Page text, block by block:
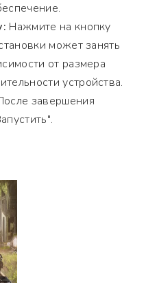
Нажмите на кнопку
может занять
от размера
устройства.
завершения